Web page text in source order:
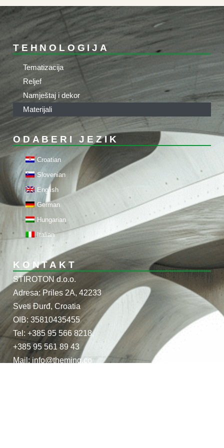
TEHNOLOGIJA
Tematizacija
Reljef
Namještaj i dekor
Materijali
ODABERI JEZIK
Croatian
Slovenian
English
German
Hungarian
Italian
KONTAKT
STIROTON d.o.o.
Adresa: Priles 2A, 42233
Sveti Đurđ, Croatia
OIB: 35810435455
Tel: +385 95 566 8218,
+385 95 561 89 43
Mail: info@theming.co